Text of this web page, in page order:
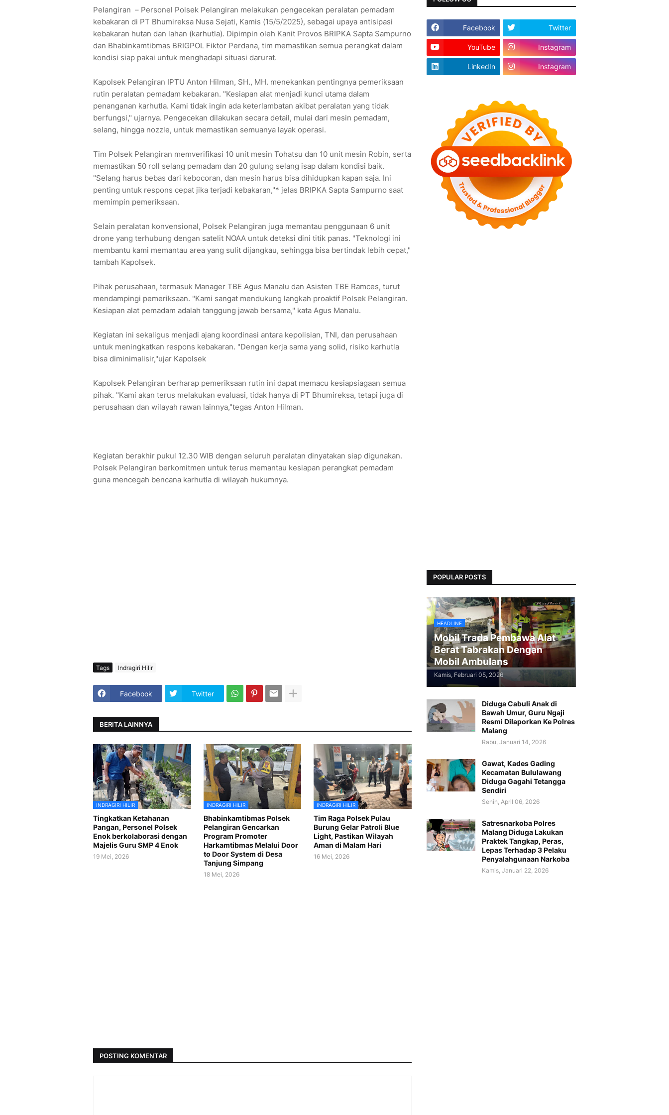
Pelangiran – Personel Polsek Pelangiran melakukan pengecekan peralatan pemadam
kebakaran di PT Bhumireksa Nusa Sejati, Kamis (15/5/2025), sebagai upaya antisipasi
kebakaran hutan dan lahan (karhutla). Dipimpin oleh Kanit Provos BRIPKA Sapta Sampurno
dan Bhabinkamtibmas BRIGPOL Fiktor Perdana, tim memastikan semua perangkat dalam
kondisi siap pakai untuk menghadapi situasi darurat.
Kapolsek Pelangiran IPTU Anton Hilman, SH., MH. menekankan pentingnya pemeriksaan
rutin peralatan pemadam kebakaran. "Kesiapan alat menjadi kunci utama dalam
penanganan karhutla. Kami tidak ingin ada keterlambatan akibat peralatan yang tidak
berfungsi," ujarnya. Pengecekan dilakukan secara detail, mulai dari mesin pemadam,
selang, hingga nozzle, untuk memastikan semuanya layak operasi.
Tim Polsek Pelangiran memverifikasi 10 unit mesin Tohatsu dan 10 unit mesin Robin, serta
memastikan 50 roll selang pemadam dan 20 gulung selang isap dalam kondisi baik.
"Selang harus bebas dari kebocoran, dan mesin harus bisa dihidupkan kapan saja. Ini
penting untuk respons cepat jika terjadi kebakaran,"* jelas BRIPKA Sapta Sampurno saat
memimpin pemeriksaan.
Selain peralatan konvensional, Polsek Pelangiran juga memantau penggunaan 6 unit
drone yang terhubung dengan satelit NOAA untuk deteksi dini titik panas. "Teknologi ini
membantu kami memantau area yang sulit dijangkau, sehingga bisa bertindak lebih cepat,"
tambah Kapolsek.
Pihak perusahaan, termasuk Manager TBE Agus Manalu dan Asisten TBE Ramces, turut
mendampingi pemeriksaan. "Kami sangat mendukung langkah proaktif Polsek Pelangiran.
Kesiapan alat pemadam adalah tanggung jawab bersama," kata Agus Manalu.
Kegiatan ini sekaligus menjadi ajang koordinasi antara kepolisian, TNI, dan perusahaan
untuk meningkatkan respons kebakaran. "Dengan kerja sama yang solid, risiko karhutla
bisa diminimalisir,"ujar Kapolsek
Kapolsek Pelangiran berharap pemeriksaan rutin ini dapat memacu kesiapsiagaan semua
pihak. "Kami akan terus melakukan evaluasi, tidak hanya di PT Bhumireksa, tetapi juga di
perusahaan dan wilayah rawan lainnya,"tegas Anton Hilman.
Kegiatan berakhir pukul 12.30 WIB dengan seluruh peralatan dinyatakan siap digunakan.
Polsek Pelangiran berkomitmen untuk terus memantau kesiapan perangkat pemadam
guna mencegah bencana karhutla di wilayah hukumnya.
Tags Indragiri Hilir
Facebook Twitter
BERITA LAINNYA
INDRAGIRI HILIR
Tingkatkan Ketahanan
Pangan, Personel Polsek
Enok berkolaborasi dengan
Majelis Guru SMP 4 Enok
19 Mei, 2026
INDRAGIRI HILIR
Bhabinkamtibmas Polsek
Pelangiran Gencarkan
Program Promoter
Harkamtibmas Melalui Door
to Door System di Desa
Tanjung Simpang
18 Mei, 2026
INDRAGIRI HILIR
Tim Raga Polsek Pulau
Burung Gelar Patroli Blue
Light, Pastikan Wilayah
Aman di Malam Hari
16 Mei, 2026
POSTING KOMENTAR
Facebook Twitter
YouTube Instagram
LinkedIn Instagram
POPULAR POSTS
HEADLINE
Mobil Trada Pembawa Alat
Berat Tabrakan Dengan
Mobil Ambulans
Kamis, Februari 05, 2026
Diduga Cabuli Anak di
Bawah Umur, Guru Ngaji
Resmi Dilaporkan Ke Polres
Malang
Rabu, Januari 14, 2026
Gawat, Kades Gading
Kecamatan Bululawang
Diduga Gagahi Tetangga
Sendiri
Senin, April 06, 2026
Satresnarkoba Polres
Malang Diduga Lakukan
Praktek Tangkap, Peras,
Lepas Terhadap 3 Pelaku
Penyalahgunaan Narkoba
Kamis, Januari 22, 2026